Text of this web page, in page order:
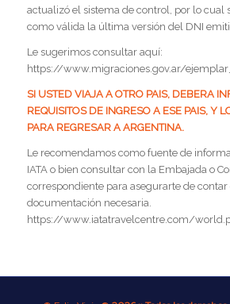
actualizó el sistema de control, por lo cual
como válida la última versión del DNI
Le sugerimos consultar aquí:
https://www.migraciones.gov.ar/
SI USTED VIAJA A OTRO PAIS, DEBERA
REQUISITOS DE INGRESO A ESE PAIS, Y
PARA REGRESAR A ARGENTINA.
Le recomendamos como fuente de
IATA o bien consultar con la Embajada o
correspondiente para asegurarte de contar
documentación necesaria.
https://www.iatatravelcentre.com/